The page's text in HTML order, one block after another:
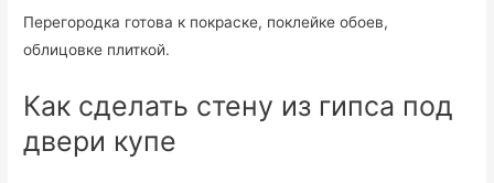
Перегородка готова к покраске, поклейке обоев,
облицовке плиткой.
Как сделать стену из гипса под
двери купе